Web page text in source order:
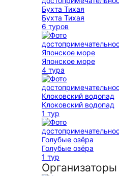
Бухта Тихая
6 туров
Японское море
4 тура
Клоковский водопад
1 тур
Голубые озёра
1 тур